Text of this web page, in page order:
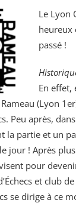
Le Lyon
heureux
passé !
En effet,
(Lyon
Peu après,
la partie et un
jour ! Après
pour
et club
se dirige à ce